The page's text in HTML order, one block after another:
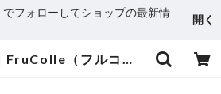
でフォローしてショップの最新情
開く
ABOUT | FruColle（フルコレ）オンラインストア